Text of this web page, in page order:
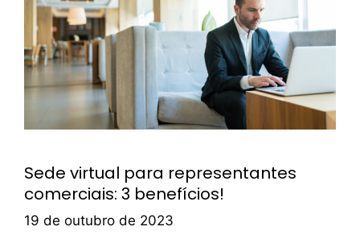
Sede virtual para representantes
comerciais: 3 benefícios!
19 de outubro de 2023